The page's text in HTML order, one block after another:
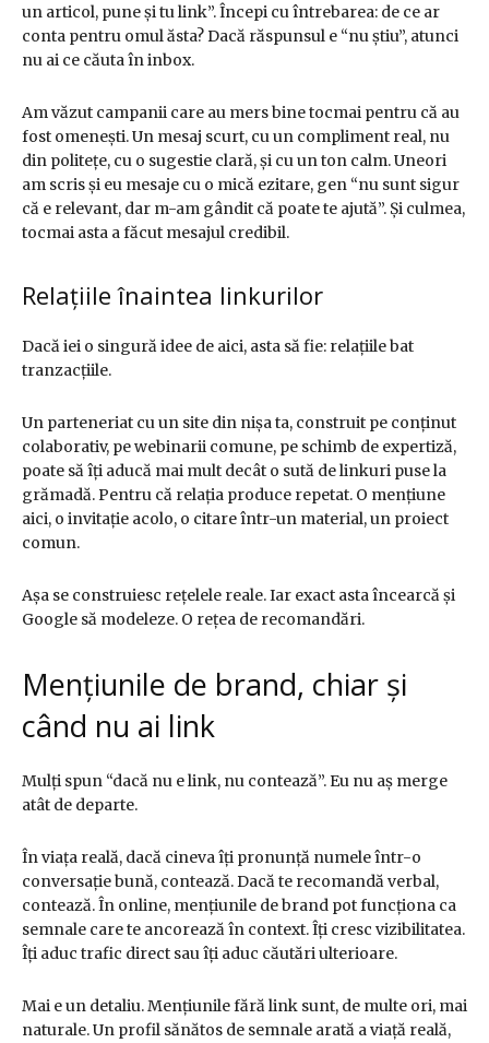
un articol, pune și tu link”. Începi cu întrebarea: de ce ar
conta pentru omul ăsta? Dacă răspunsul e “nu știu”, atunci
nu ai ce căuta în inbox.
Am văzut campanii care au mers bine tocmai pentru că au
fost omenești. Un mesaj scurt, cu un compliment real, nu
din politețe, cu o sugestie clară, și cu un ton calm. Uneori
am scris și eu mesaje cu o mică ezitare, gen “nu sunt sigur
că e relevant, dar m-am gândit că poate te ajută”. Și culmea,
tocmai asta a făcut mesajul credibil.
Relațiile înaintea linkurilor
Dacă iei o singură idee de aici, asta să fie: relațiile bat
tranzacțiile.
Un parteneriat cu un site din nișa ta, construit pe conținut
colaborativ, pe webinarii comune, pe schimb de expertiză,
poate să îți aducă mai mult decât o sută de linkuri puse la
grămadă. Pentru că relația produce repetat. O mențiune
aici, o invitație acolo, o citare într-un material, un proiect
comun.
Așa se construiesc rețelele reale. Iar exact asta încearcă și
Google să modeleze. O rețea de recomandări.
Mențiunile de brand, chiar și
când nu ai link
Mulți spun “dacă nu e link, nu contează”. Eu nu aș merge
atât de departe.
În viața reală, dacă cineva îți pronunță numele într-o
conversație bună, contează. Dacă te recomandă verbal,
contează. În online, mențiunile de brand pot funcționa ca
semnale care te ancorează în context. Îți cresc vizibilitatea.
Îți aduc trafic direct sau îți aduc căutări ulterioare.
Mai e un detaliu. Mențiunile fără link sunt, de multe ori, mai
naturale. Un profil sănătos de semnale arată a viață reală,